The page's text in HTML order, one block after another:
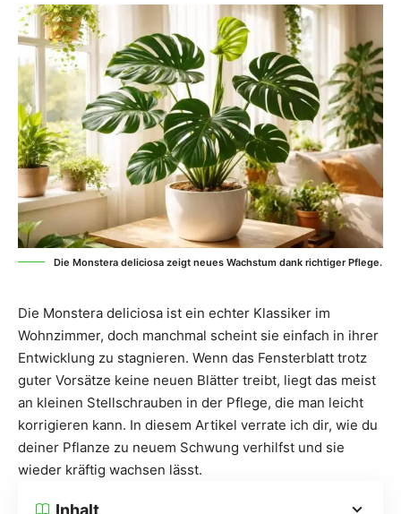
Die Monstera deliciosa zeigt neues Wachstum dank richtiger Pflege.
Die Monstera deliciosa ist ein echter Klassiker im
Wohnzimmer, doch manchmal scheint sie einfach in ihrer
Entwicklung zu stagnieren. Wenn das Fensterblatt trotz
guter Vorsätze keine neuen Blätter treibt, liegt das meist
an kleinen Stellschrauben in der Pflege, die man leicht
korrigieren kann. In diesem Artikel verrate ich dir, wie du
deiner Pflanze zu neuem Schwung verhilfst und sie
wieder kräftig wachsen lässt.
Inhalt